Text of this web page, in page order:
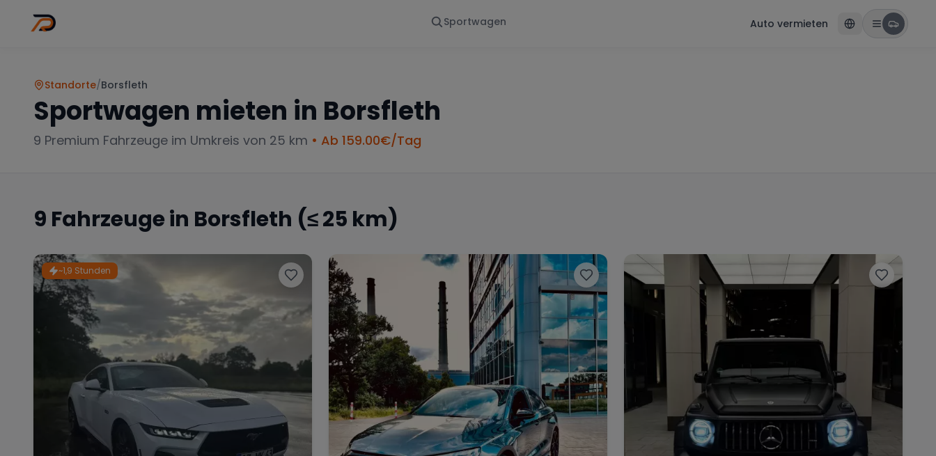
Sportwagen Auto vermieten
Standorte/Borsfleth
Sportwagen mieten in Borsfleth
9 Premium Fahrzeuge im Umkreis von 25 km • Ab 159.00€/Tag
9 Fahrzeuge in Borsfleth (≤ 25 km)
~1,9 Stunden